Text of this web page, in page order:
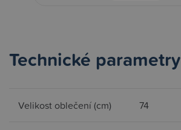
Technické parametry
Velikost oblečení (cm) 74